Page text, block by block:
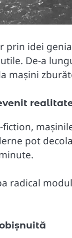
idei
De-a
mașini
pot
radical